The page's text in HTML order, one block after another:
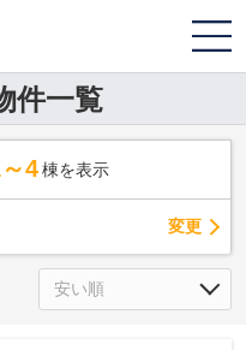
件一覧
4 棟を表示
変更